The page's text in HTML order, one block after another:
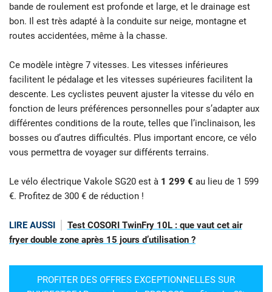
bande de roulement est profonde et large, et le drainage est
bon. Il est très adapté à la conduite sur neige, montagne et
routes accidentées, même à la chasse.
Ce modèle intègre 7 vitesses. Les vitesses inférieures
facilitent le pédalage et les vitesses supérieures facilitent la
descente. Les cyclistes peuvent ajuster la vitesse du vélo en
fonction de leurs préférences personnelles pour s’adapter aux
différentes conditions de la route, telles que l’inclinaison, les
bosses ou d’autres difficultés. Plus important encore, ce vélo
vous permettra de voyager sur différents terrains.
Le vélo électrique Vakole SG20 est à 1 299 € au lieu de 1 599
€. Profitez de 300 € de réduction !
LIRE AUSSI
Test COSORI TwinFry 10L : que vaut cet air
fryer double zone après 15 jours d’utilisation ?
PROFITER DES OFFRES EXCEPTIONNELLES SUR